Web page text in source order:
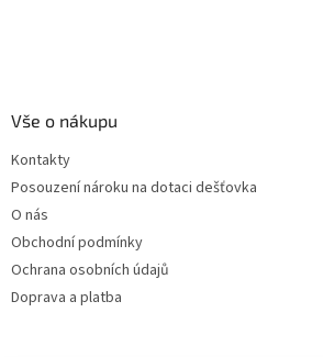
Vše o nákupu
Kontakty
Posouzení nároku na dotaci dešťovka
O nás
Obchodní podmínky
Ochrana osobních údajů
Doprava a platba